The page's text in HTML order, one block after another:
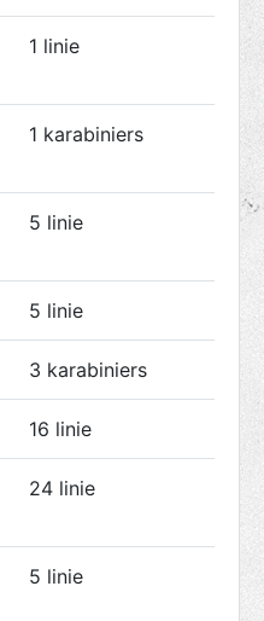
1 linie °
1 karabiniers °
5 linie °
5 linie °
3 karabiniers
16 linie °
24 linie
5 linie °